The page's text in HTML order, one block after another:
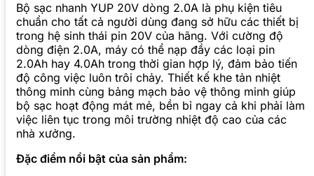
Bộ sạc nhanh YUP 20V dòng 2.0A là phụ kiện tiêu
chuẩn cho tất cả người dùng đang sở hữu các thiết bị
trong hệ sinh thái pin 20V của hãng. Với cường độ
dòng điện 2.0A, máy có thể nạp đầy các loại pin
2.0Ah hay 4.0Ah trong thời gian hợp lý, đảm bảo tiến
độ công việc luôn trôi chảy. Thiết kế khe tản nhiệt
thông minh cùng bảng mạch bảo vệ thông minh giúp
bộ sạc hoạt động mát mẻ, bền bỉ ngay cả khi phải làm
việc liên tục trong môi trường nhiệt độ cao của các
nhà xưởng.
Đặc điểm nổi bật của sản phẩm: